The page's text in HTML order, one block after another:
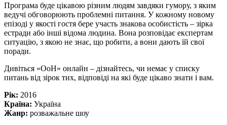
Програма буде цікавою різним людям завдяки гумору, з яким
ведучі обговорюють проблемні питання. У кожному новому
епізоді у якості гостя бере участь знакова особистість – зірка
естради або інші відома людина. Вона розповідає експертам
ситуацію, з якою не знає, що робити, а вони дають їй свої
поради.
Дивіться «ОоН» онлайн – дізнайтесь, чи немає у списку
питань від зірок тих, відповіді на які буде цікаво знати і вам.
Рік: 2016
Країна: Україна
Жанр: розважальне шоу